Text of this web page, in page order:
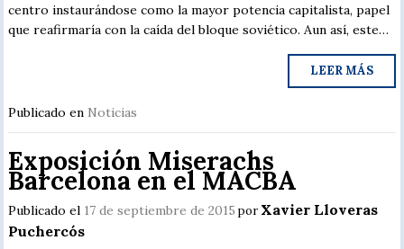
centro instaurándose como la mayor potencia capitalista, papel
que reafirmaría con la caída del bloque soviético. Aun así, este…
LEER MÁS
Publicado en Noticias
Exposición Miserachs
Barcelona en el MACBA
Publicado el 17 de septiembre de 2015 porXavier Lloveras
Puchercós